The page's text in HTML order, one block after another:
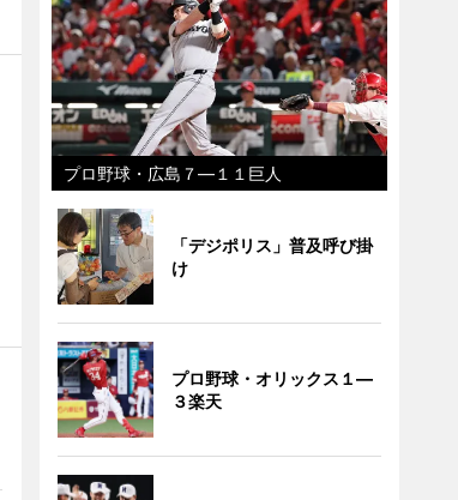
プロ野球・広島７―１１巨人
「デジポリス」普及呼び掛
け
プロ野球・オリックス１―
３楽天